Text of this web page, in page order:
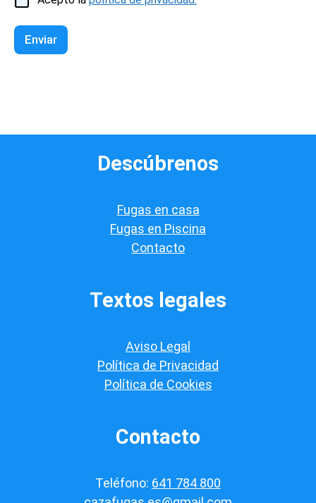
a
s
l
v
Enviar
Descúbrenos
Fugas en casa
Fugas en Piscina
Contacto
Textos legales
Aviso Legal
Política de Privacidad
Política de Cookies
Contacto
Teléfono: 641 784 800